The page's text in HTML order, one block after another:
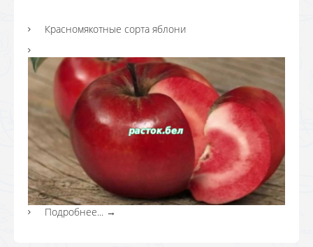
Красномякотные сорта яблони
Подробнее... →